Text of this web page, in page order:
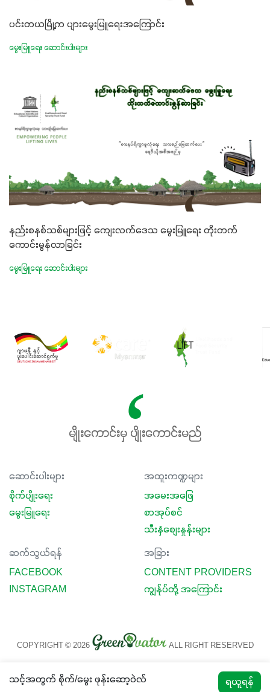
ပင်းတယမြို့က ပျားမွေးမြူရေးအကြောင်း
မွေးမြူရေး ဆောင်းပါးများ
နည်းစနစ်သစ်များဖြင့် ကျေးလက်ဒေသ မွေးမြူရေး တိုးတက်
ကောင်းမွန်လာခြင်း
မွေးမြူရေး ဆောင်းပါးများ
မျိုးကောင်းမှ ပျိုးကောင်းမည်
ဆောင်းပါးများ
စိုက်ပျိုးရေး
မွေးမြူရေး
အထူးကဏ္ဍများ
အမေးအဖြေ
စာအုပ်စင်
သီးနှံစျေးနှုန်းများ
ဆက်သွယ်ရန်
FACEBOOK
INSTAGRAM
အခြား
CONTENT PROVIDERS
ကျွန်ုပ်တို့ အကြောင်း
COPYRIGHT © 2026 ALL RIGHT RESERVED
သင့်အတွက် စိုက်/မွေး ဖုန်းဆော့ဝဲလ် ရယူရန်